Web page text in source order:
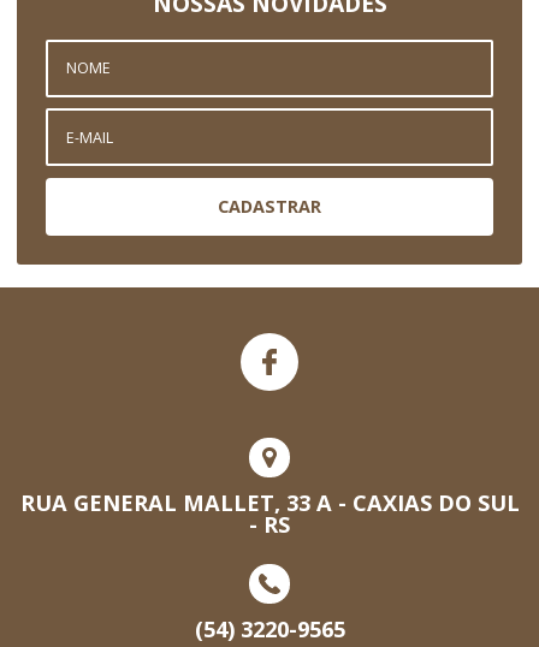
CADASTRAR
RUA GENERAL MALLET, 33 A - CAXIAS DO SUL
- RS
(54) 3220-9565